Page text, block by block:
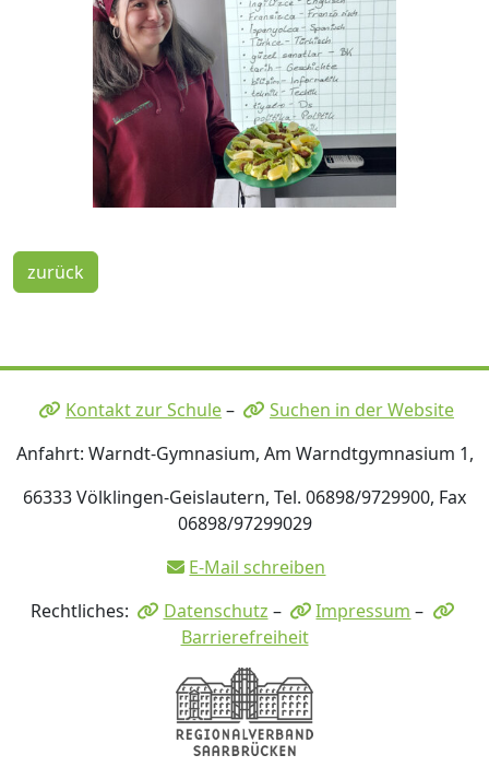
zurück
Kontakt zur Schule–
Suchen in der Website
Anfahrt: Warndt-Gymnasium, Am Warndtgymnasium 1,
66333 Völklingen-Geislautern, Tel. 06898/9729900, Fax
06898/97299029
E-Mail schreiben
Rechtliches:
Datenschutz – Impressum –
Barrierefreiheit